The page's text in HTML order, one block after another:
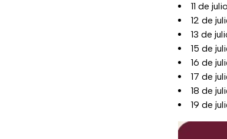
11 de
12 de
13 de
15 de
16 de
17 de
18 de
19 de